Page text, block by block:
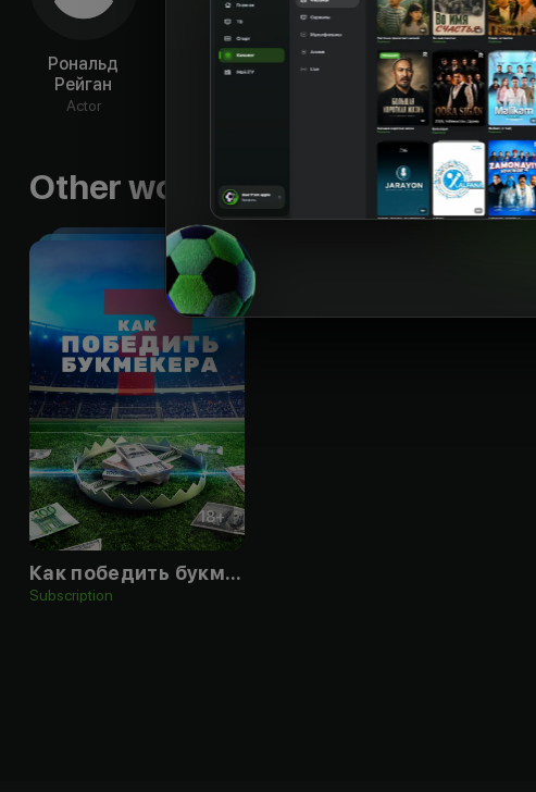
Рональд
Рейган
Actor
Виталий
Родион
Чепель
Лика Бланк
Producer
Other works by the director
18+
Как победить букмекера
Subscription